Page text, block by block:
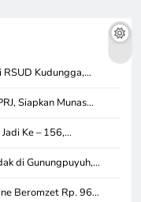
Kudungga,…
Siapkan Munas…
Ke – 156,…
di Gunungpuyuh,…
Beromzet Rp. 96…